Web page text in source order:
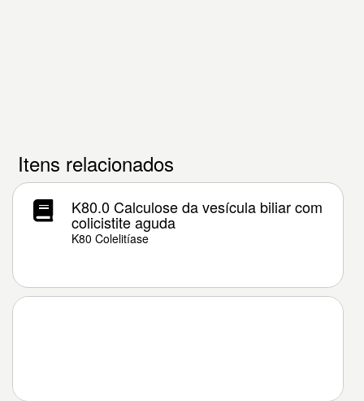
Itens relacionados
K80.0 Calculose da vesícula biliar com
colicistite aguda
K80 Colelitíase